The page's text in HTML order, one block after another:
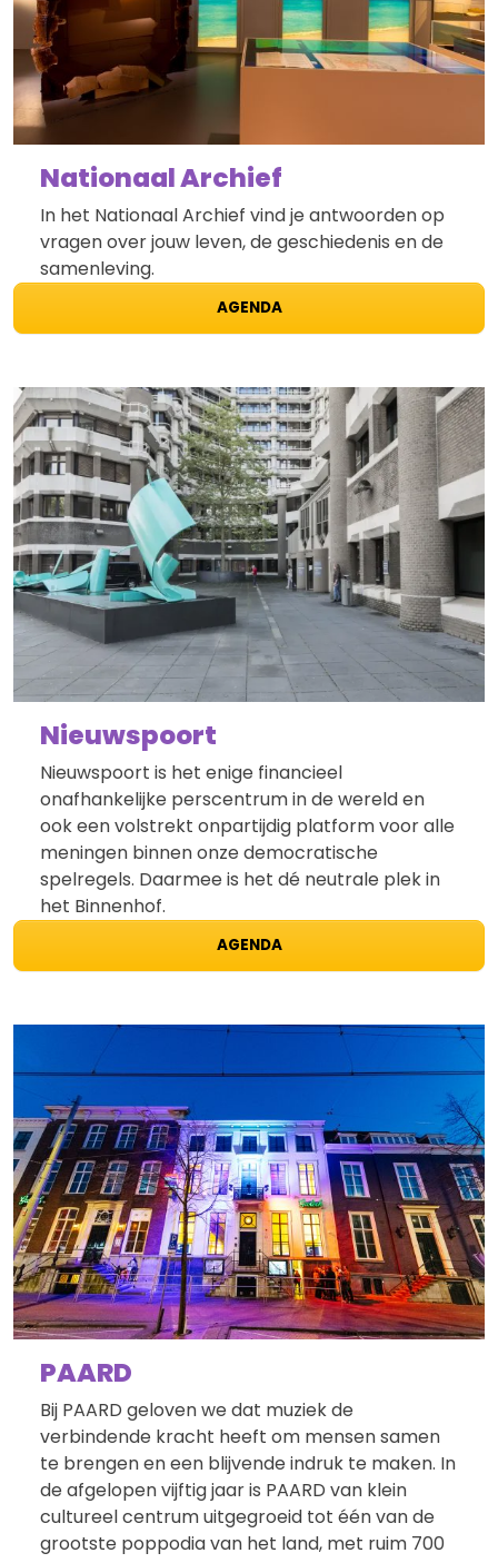
Nationaal Archief
In het Nationaal Archief vind je antwoorden op
vragen over jouw leven, de geschiedenis en de
samenleving.
AGENDA
Nieuwspoort
Nieuwspoort is het enige financieel
onafhankelijke perscentrum in de wereld en
ook een volstrekt onpartijdig platform voor alle
meningen binnen onze democratische
spelregels. Daarmee is het dé neutrale plek in
het Binnenhof.
AGENDA
PAARD
Bij PAARD geloven we dat muziek de
verbindende kracht heeft om mensen samen
te brengen en een blijvende indruk te maken. In
de afgelopen vijftig jaar is PAARD van klein
cultureel centrum uitgegroeid tot één van de
grootste poppodia van het land, met ruim 700